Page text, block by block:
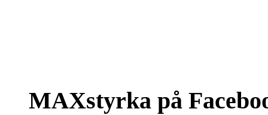
MAXstyrka på